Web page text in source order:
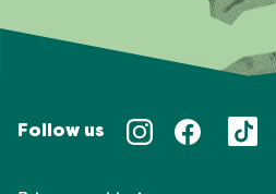
Follow us